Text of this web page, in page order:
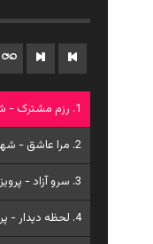
1. رزم مشترک - شجریان
2. مرا عاشق - شهرام ناظری
3. سرو آزاد - پرویز مشکاتیان
4. لحظه دیدار - پرویز مشکاتیان